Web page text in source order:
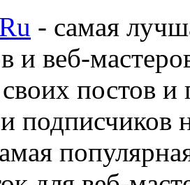
- самая
и веб-
постов
подписчиков